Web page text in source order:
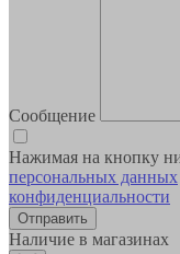
Сообщение
Нажимая на кнопку
персональных данных
конфиденциальности
Наличие в магазинах